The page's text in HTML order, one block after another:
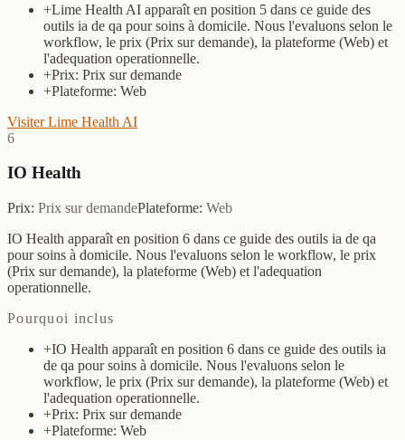
+Lime Health AI apparaît en position 5 dans ce guide des
outils ia de qa pour soins à domicile. Nous l'evaluons selon le
workflow, le prix (Prix sur demande), la plateforme (Web) et
l'adequation operationnelle.
+Prix: Prix sur demande
+Plateforme: Web
Visiter Lime Health AI
6
IO Health
Prix: Prix sur demandePlateforme: Web
IO Health apparaît en position 6 dans ce guide des outils ia de qa
pour soins à domicile. Nous l'evaluons selon le workflow, le prix
(Prix sur demande), la plateforme (Web) et l'adequation
operationnelle.
Pourquoi inclus
+IO Health apparaît en position 6 dans ce guide des outils ia
de qa pour soins à domicile. Nous l'evaluons selon le
workflow, le prix (Prix sur demande), la plateforme (Web) et
l'adequation operationnelle.
+Prix: Prix sur demande
+Plateforme: Web